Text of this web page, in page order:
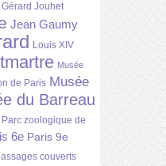
Gérard Jouhet
Jean Gaumy
Louis XIV
Musée
de Paris Musée
du Barreau
Parc zoologique de
6e Paris 9e
couverts